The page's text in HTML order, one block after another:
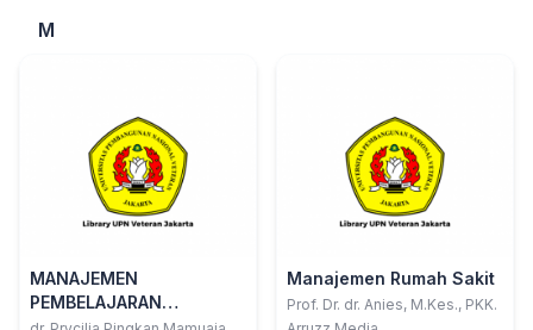
M
MANAJEMEN
PEMBELAJARAN
KESEHATAN
Manajemen Rumah Sakit
Prof. Dr. dr. Anies, M.Kes., PKK.